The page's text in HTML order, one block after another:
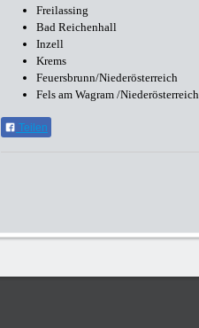
Freilassing
Bad Reichenhall
Inzell
Krems
Feuersbrunn/Niederösterreich
Fels am Wagram /Niederösterreich
Teilen